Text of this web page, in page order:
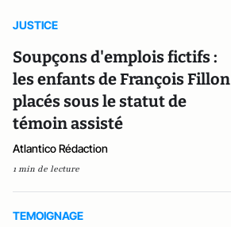
JUSTICE
Soupçons d'emplois fictifs :
les enfants de François Fillon
placés sous le statut de
témoin assisté
Atlantico Rédaction
1 min de lecture
TEMOIGNAGE